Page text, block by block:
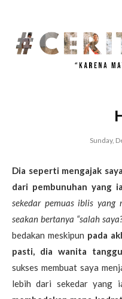
Sunday,
Dia seperti mengajak
dari pembunuhan yang
sekedar pemuas iblis yang
seakan bertanya “salah
bedakan meskipun pada
pasti, dia wanita
sukses membuat saya
lebih dari sekedar yang